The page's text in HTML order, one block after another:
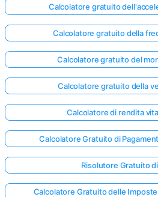
Calcolatore gratuito
Calcolatore gratuito della
Calcolatore gratuito del
Calcolatore gratuito della
Calcolatore di rendita
Calcolatore Gratuito di
Risolutore Gratuito
Calcolatore Gratuito delle